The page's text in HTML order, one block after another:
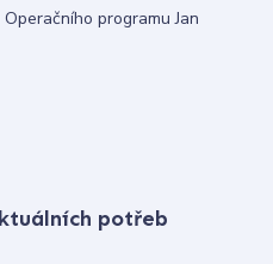
programu Jan
potřeb